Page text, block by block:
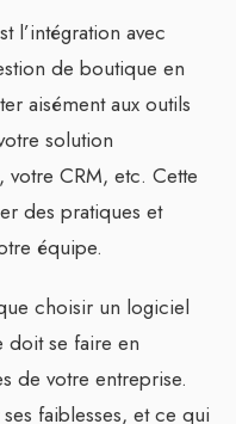
l’intégration avec
de boutique en
aisément aux outils
solution
votre CRM, etc. Cette
des pratiques et
équipe.
choisir un logiciel
doit se faire en
de votre entreprise.
faiblesses, et ce qui